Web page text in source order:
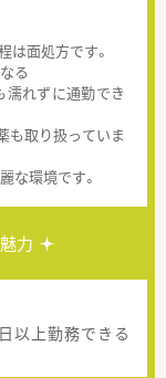
は面処方です。
る
濡れずに通勤でき
も取り扱っていま
な環境です。
力
以上勤務できる